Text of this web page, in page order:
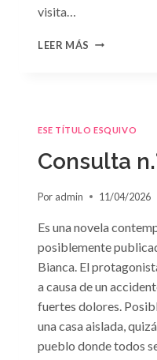
visita…
LEER MÁS CONSULTA
ESE TÍTULO ESQUIVO
Consulta
Por admin 11/04/2026
Es una novela
posiblemente
Bianca. El
a causa de un
fuertes dolores.
una casa aislada,
pueblo donde todos